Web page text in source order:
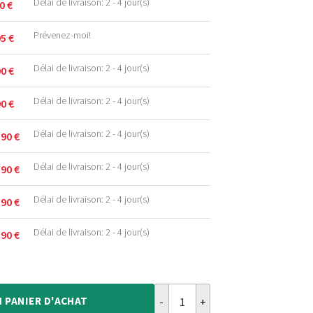
€
€ Prévenez-moi!
€ Délai de livraison: 2 - 4 jour(s)
€ Délai de livraison: 2 - 4 jour(s)
€ Délai de livraison: 2 - 4 jour(s)
€ Délai de livraison: 2 - 4 jour(s)
€ Délai de livraison: 2 - 4 jour(s)
€ Délai de livraison: 2 - 4 jour(s)
PANIER D'ACHAT